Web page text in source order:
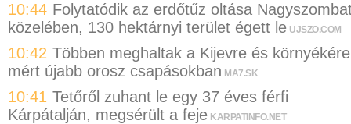
10:44 Folytatódik az erdőtűz oltása
közelében, 130 hektárnyi terület égett le UJSZO.COM
10:42 Többen meghaltak a Kijevre és környékére
mért újabb orosz csapásokban MA7.SK
10:41 Tetőről zuhant le egy 37 éves férfi
Kárpátalján, megsérült a feje KARPATINFO.NET